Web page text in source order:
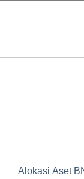
Alokasi Aset